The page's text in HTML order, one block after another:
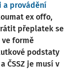
a provádění
ex offo,
přeplatek se
ve formě
podstaty
ČSSZ je musí v